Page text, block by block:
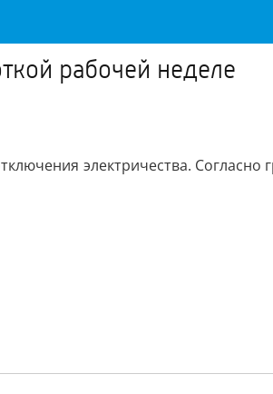
рабочей неделе
электричества. Согласно